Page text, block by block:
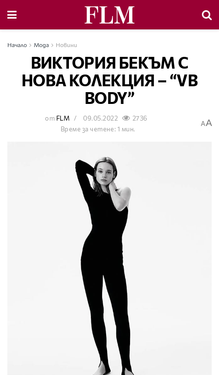
Начало Мода Новини
ВИКТОРИЯ БЕКЪМ С
НОВА КОЛЕКЦИЯ – “VB
BODY”
от FLM 09.05.2022
2736
Време за четене: 1 мин.
AA